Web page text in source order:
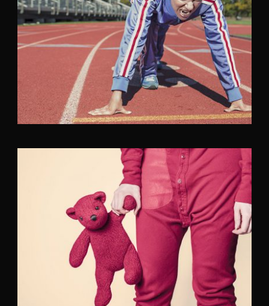
Fashion Photograph, Vacation
Fashion,Photograph Website